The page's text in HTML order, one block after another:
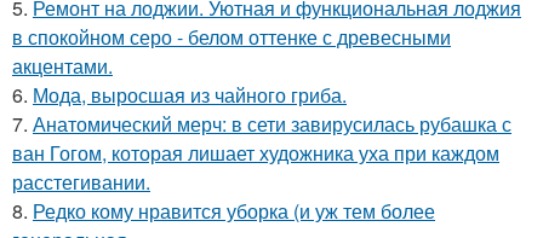
5. Ремонт на лоджии. Уютная и функциональная лоджия
в спокойном серо - белом оттенке с древесными
акцентами.
6. Мода, выросшая из чайного гриба.
7. Анатомический мерч: в сети завирусилась рубашка с
ван Гогом, которая лишает художника уха при каждом
расстегивании.
8. Редко кому нравится уборка (и уж тем более